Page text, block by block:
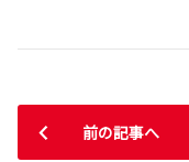
前の記事へ